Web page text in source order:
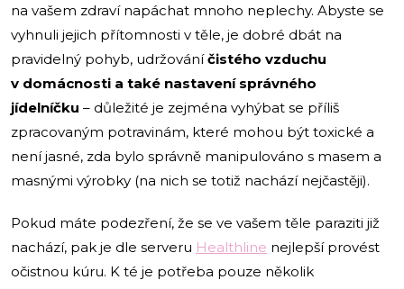
na vašem zdraví napáchat mnoho neplechy. Abyste se
vyhnuli jejich přítomnosti v těle, je dobré dbát na
pravidelný pohyb, udržováníčistého vzduchu
v domácnosti a také nastavení správného
jídelníčku – důležité je zejména vyhýbat se příliš
zpracovaným potravinám, které mohou být toxické a
není jasné, zda bylo správně manipulováno s masem a
masnými výrobky (na nich se totiž nachází nejčastěji).
Pokud máte podezření, že se ve vašem těle paraziti již
nachází, pak je dle serveru Healthline nejlepší provést
očistnou kúru. K té je potřeba pouze několik